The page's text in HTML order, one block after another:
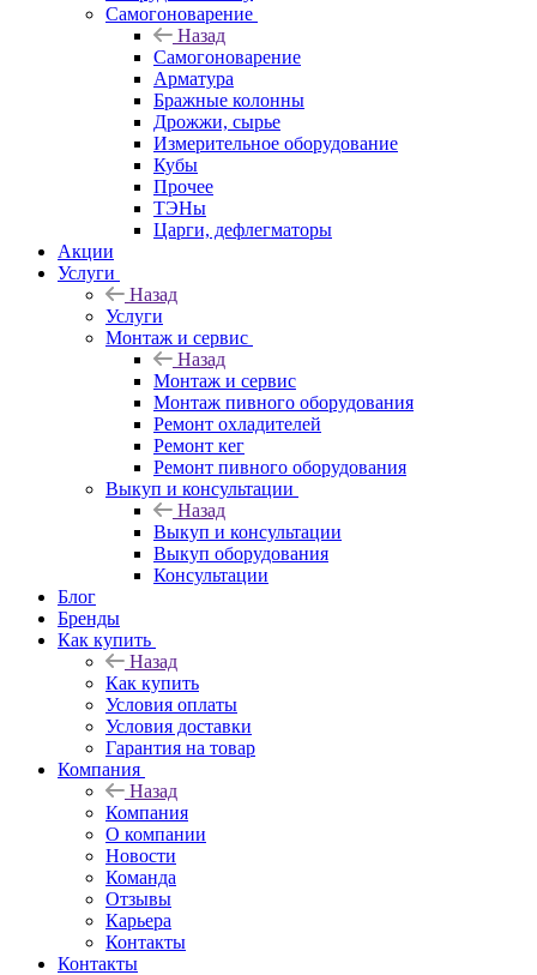
Самогоноварение
Назад
Самогоноварение
Арматура
Бражные колонны
Дрожжи, сырье
Измерительное оборудование
Кубы
Прочее
ТЭНы
Царги, дефлегматоры
Акции
Услуги
Назад
Услуги
Монтаж и сервис
Назад
Монтаж и сервис
Монтаж пивного оборудования
Ремонт охладителей
Ремонт кег
Ремонт пивного оборудования
Выкуп и консультации
Назад
Выкуп и консультации
Выкуп оборудования
Консультации
Блог
Бренды
Как купить
Назад
Как купить
Условия оплаты
Условия доставки
Гарантия на товар
Компания
Назад
Компания
О компании
Новости
Команда
Отзывы
Карьера
Контакты
Контакты